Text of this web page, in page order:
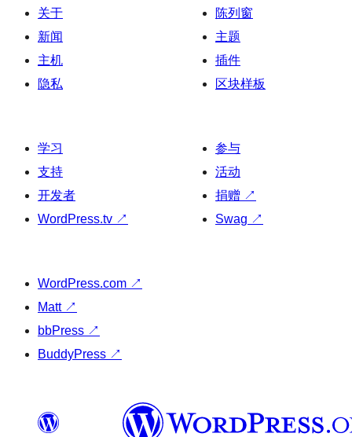
关于
新闻
主机
隐私
陈列窗
主题
插件
区块样板
学习
支持
开发者
WordPress.tv ↗
参与
活动
捐赠 ↗
Swag ↗
WordPress.com ↗
Matt ↗
bbPress ↗
BuddyPress ↗